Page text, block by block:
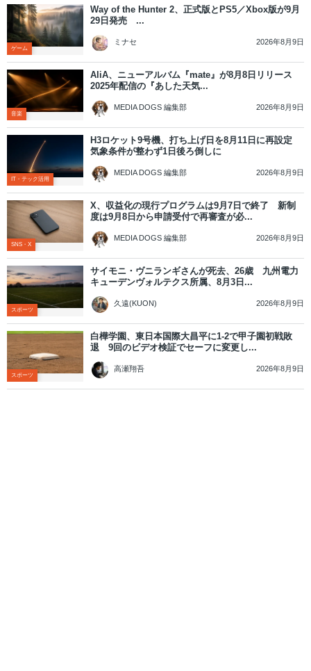
ゲーム
Way of the Hunter 2、正式版とPS5／Xbox版が9月
29日発売 ...
ミナセ 2026年8月9日
音楽
AliA、ニューアルバム『mate』が8月8日リリース
2025年配信の『あした天気...
MEDIA DOGS 編集部 2026年8月9日
IT・テック活用
H3ロケット9号機、打ち上げ日を8月11日に再設定
気象条件が整わず1日後ろ倒しに
MEDIA DOGS 編集部 2026年8月9日
SNS・X
X、収益化の現行プログラムは9月7日で終了 新制
度は9月8日から申請受付で再審査が必...
MEDIA DOGS 編集部 2026年8月9日
スポーツ
サイモニ・ヴニランギさんが死去、26歳 九州電力
キューデンヴォルテクス所属、8月3日...
久遠(KUON) 2026年8月9日
スポーツ
白樺学園、東日本国際大昌平に1-2で甲子園初戦敗
退 9回のビデオ検証でセーフに変更し...
高瀬翔吾 2026年8月9日